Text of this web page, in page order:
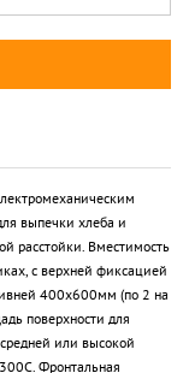
выпечки хлеба и
расстойки. Вместимость
с верхней фиксацией
400х600мм (по 2 на
поверхности для
или высокой
Фронтальная